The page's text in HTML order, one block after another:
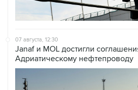
07 августа, 12:30
Janaf и MOL достигли
Адриатическому нефтепроводу